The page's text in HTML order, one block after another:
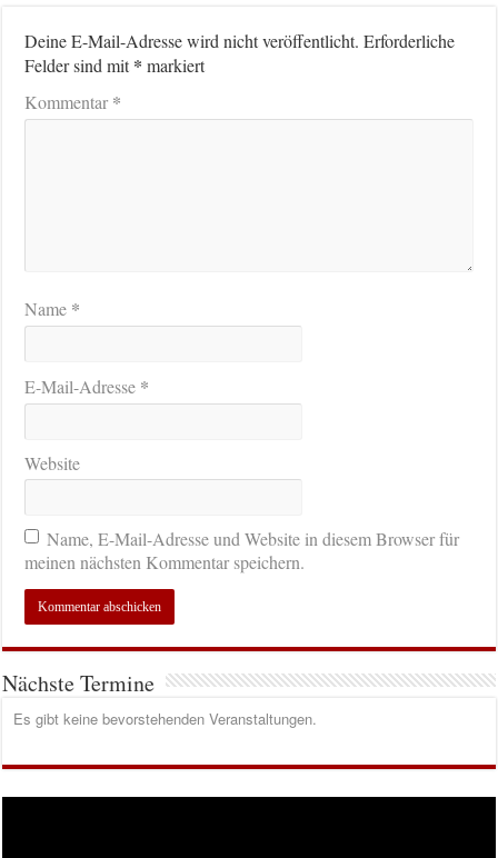
Deine E-Mail-Adresse wird nicht veröffentlicht. Erforderliche
Felder sind mit* markiert
Kommentar*
Name *
E-Mail-Adresse *
Website
Name, E-Mail-Adresse und Website in diesem Browser für
meinen nächsten Kommentar speichern.
Nächste Termine
Es gibt keine bevorstehenden Veranstaltungen.